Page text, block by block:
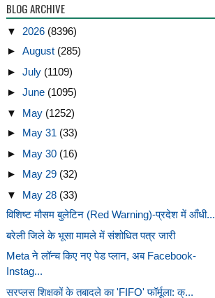
BLOG ARCHIVE
▼ 2026 (8396)
► August (285)
► July (1109)
► June (1095)
▼ May (1252)
► May 31 (33)
► May 30 (16)
► May 29 (32)
▼ May 28 (33)
विशिष्ट मौसम बुलेटिन (Red Warning)-प्रदेश में आँधी...
बरेली जिले के भूसा मामले में संशोधित पत्र जारी
Meta ने लॉन्च किए नए पेड प्लान, अब Facebook-
Instag...
सरप्लस शिक्षकों के तबादले का 'FIFO' फॉर्मूला: क्...